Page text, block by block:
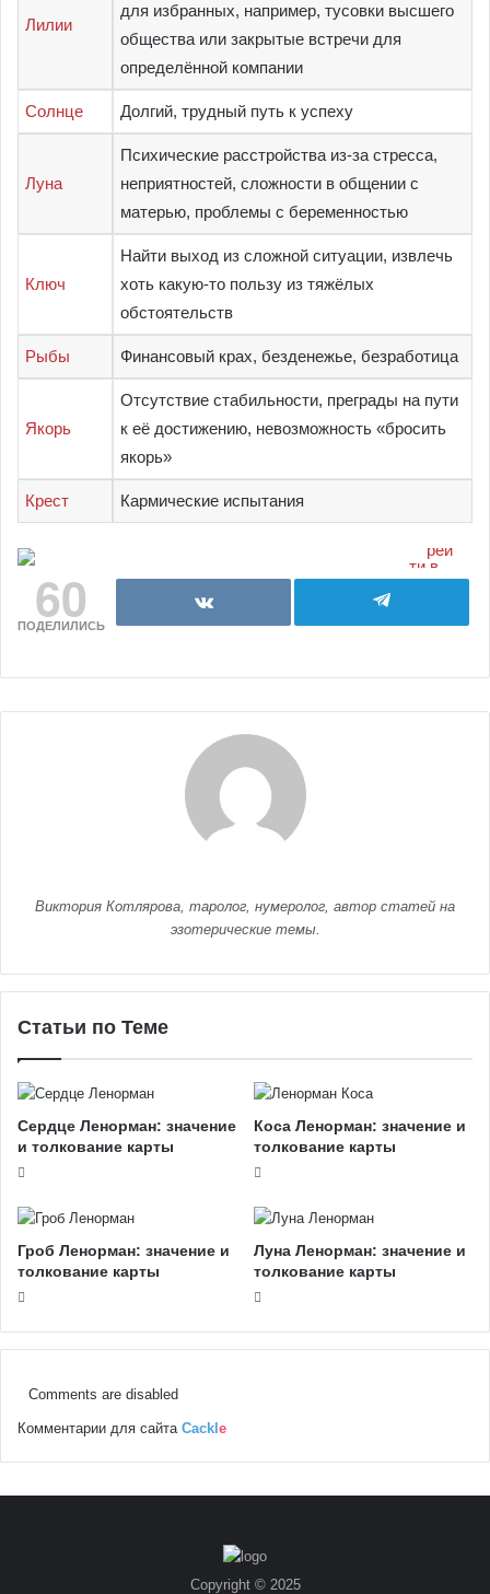
Лилии
для избранных, например, тусовки высшего
общества или закрытые встречи для
определённой компании
Солнце Долгий, трудный путь к успеху
Луна
Психические расстройства из-за стресса,
неприятностей, сложности в общении с
матерью, проблемы с беременностью
Ключ
Найти выход из сложной ситуации, извлечь
хоть какую-то пользу из тяжёлых
обстоятельств
Рыбы Финансовый крах, безденежье, безработица
Якорь
Отсутствие стабильности, преграды на пути
к её достижению, невозможность «бросить
якорь»
Крест Кармические испытания
60
ПОДЕЛИЛИСЬ
Виктория Котлярова, таролог, нумеролог, автор статей на
эзотерические темы.
Статьи по Теме
Сердце Ленорман: значение
и толкование карты
Коса Ленорман: значение и
толкование карты
Гроб Ленорман: значение и
толкование карты
Луна Ленорман: значение и
толкование карты
Comments are disabled
Комментарии для сайта Cackle
Copyright © 2025